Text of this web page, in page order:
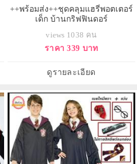
++พร้อมส่ง++ชุดคลุมแฮรี่พอตเตอร์
เด็ก บ้านกริฟฟินดอร์
views 1038 คน
ราคา 339 บาท
ดูรายละเอียด